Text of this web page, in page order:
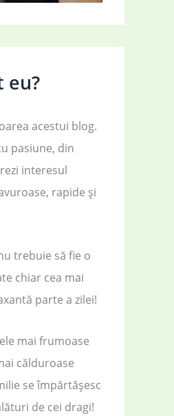
eu?
acestui blog.
pasiune, din
interesul
rapide și
trebuie să fie o
chiar cea mai
parte a zilei!
mai frumoase
călduroase
se împărtășesc
de cei dragi!